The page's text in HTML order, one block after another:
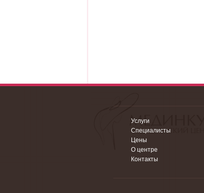
Услуги
Специалисты
Цены
О центре
Контакты